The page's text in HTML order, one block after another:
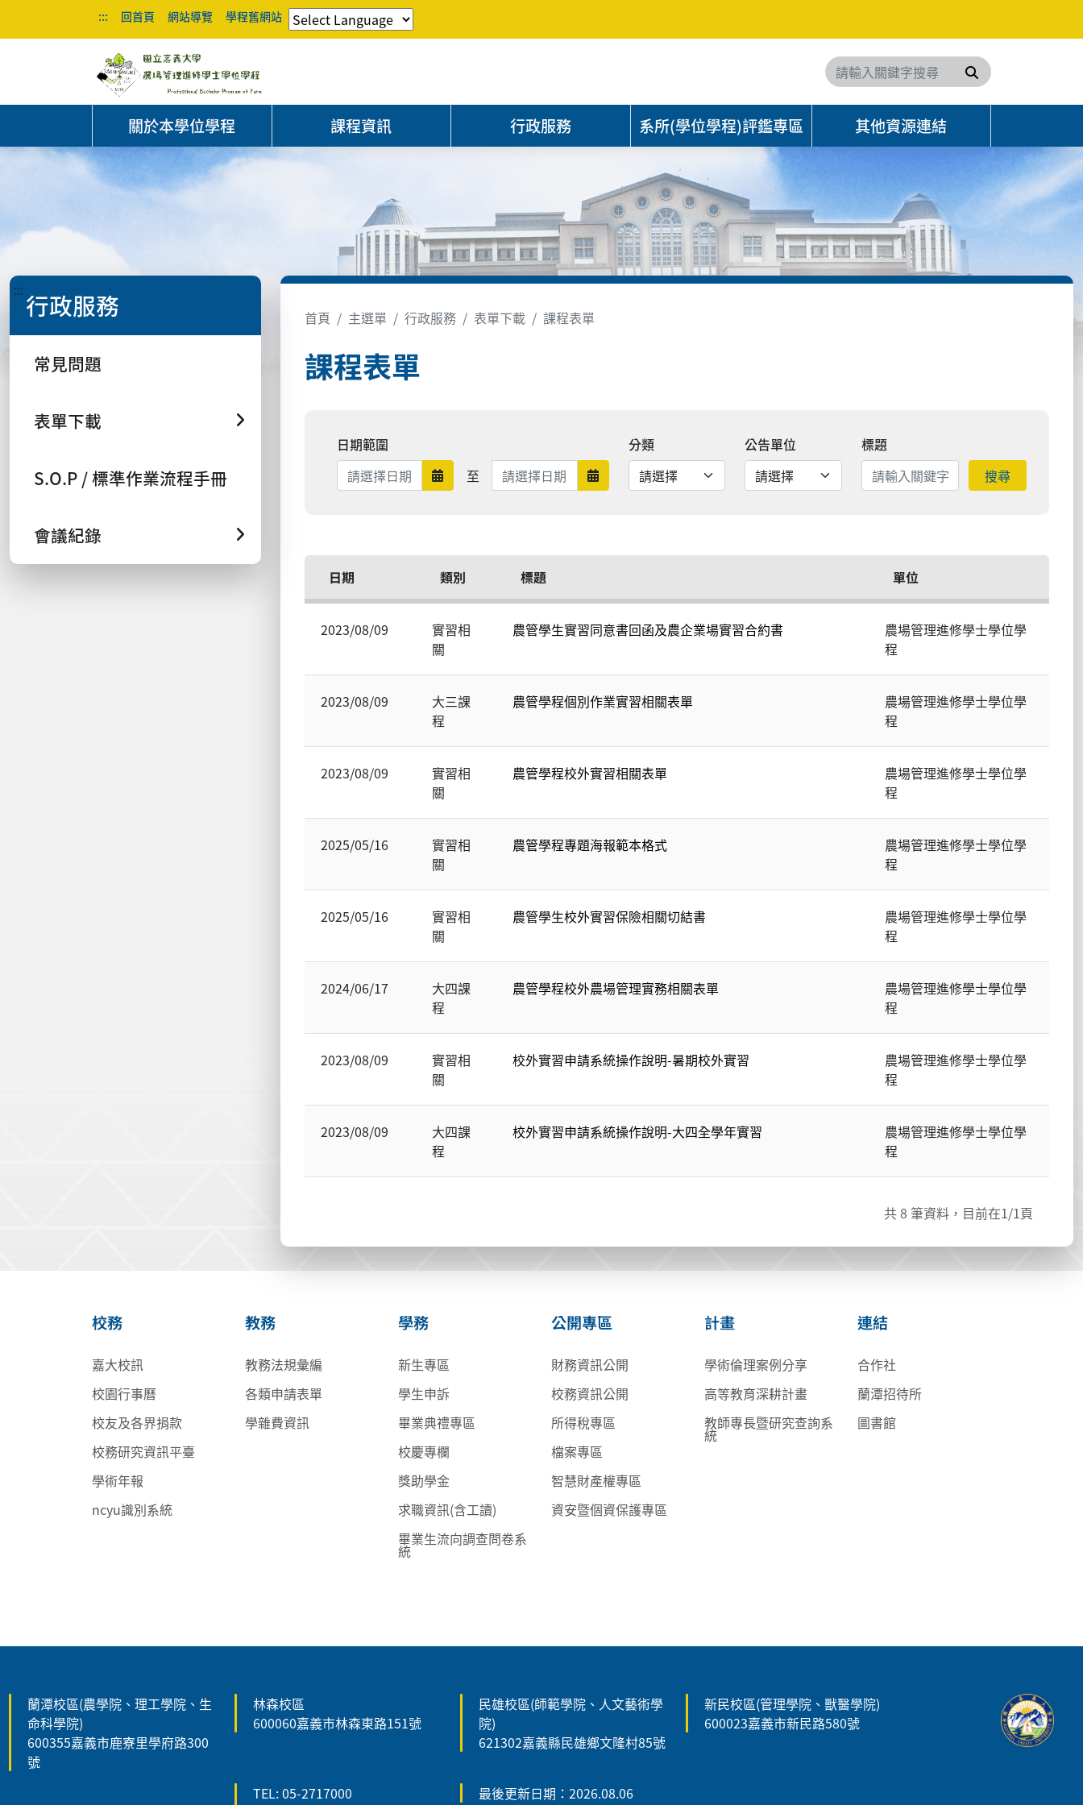
::: 回首頁 網站導覽 學程舊網站
搜尋
關於本學位學程 課程資訊 行政服務 系所(學位學程)評鑑專區 其他資源連結
::: 行政服務
常見問題
表單下載
S.O.P / 標準作業流程手冊
會議紀錄
首頁 主選單 行政服務 表單下載 課程表單
課程表單
日期範圍
日期範圍開始
至 日期範圍結束 日期範圍結束
分類 公告單位
標題
搜尋
日期 類別 標題 單位
2023/08/09
實習相
關
農管學生實習同意書回函及農企業場實習合約書
農場管理進修學士學位學
程
2023/08/09
大三課
程
農管學程個別作業實習相關表單
農場管理進修學士學位學
程
2023/08/09
實習相
關
農管學程校外實習相關表單
農場管理進修學士學位學
程
2025/05/16
實習相
關
農管學程專題海報範本格式
農場管理進修學士學位學
程
2025/05/16
實習相
關
農管學生校外實習保險相關切結書
農場管理進修學士學位學
程
2024/06/17
大四課
程
農管學程校外農場管理實務相關表單
農場管理進修學士學位學
程
2023/08/09
實習相
關
校外實習申請系統操作說明-暑期校外實習
農場管理進修學士學位學
程
2023/08/09
大四課
程
校外實習申請系統操作說明-大四全學年實習
農場管理進修學士學位學
程
共8 筆資料，目前在1/1頁
校務
嘉大校訊
校園行事曆
校友及各界捐款
校務研究資訊平臺
學術年報
ncyu識別系統
教務
教務法規彙編
各類申請表單
學雜費資訊
學務
新生專區
學生申訴
畢業典禮專區
校慶專欄
獎助學金
求職資訊(含工讀)
畢業生流向調查問卷系
統
公開專區
財務資訊公開
校務資訊公開
所得稅專區
檔案專區
智慧財產權專區
資安暨個資保護專區
計畫
學術倫理案例分享
高等教育深耕計畫
教師專長暨研究查詢系
統
連結
合作社
蘭潭招待所
圖書館
蘭潭校區(農學院、理工學院、生
命科學院)
600355嘉義市鹿寮里學府路300
號
林森校區
600060嘉義市林森東路151號
民雄校區(師範學院、人文藝術學
院)
621302嘉義縣民雄鄉文隆村85號
新民校區(管理學院、獸醫學院)
600023嘉義市新民路580號
TEL: 05-2717000
最後更新日期：2026.08.06